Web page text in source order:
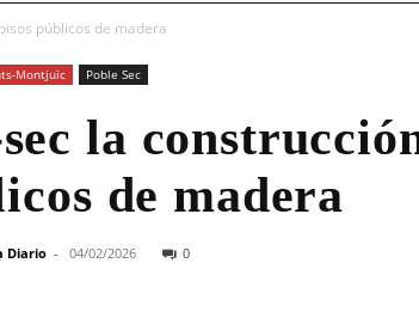
Diario
públicos de madera
Montjuïc Poble Sec
la
de madera
Diario - 04/02/2026 0